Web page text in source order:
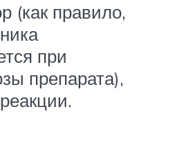
(как правило,
при
препарата),